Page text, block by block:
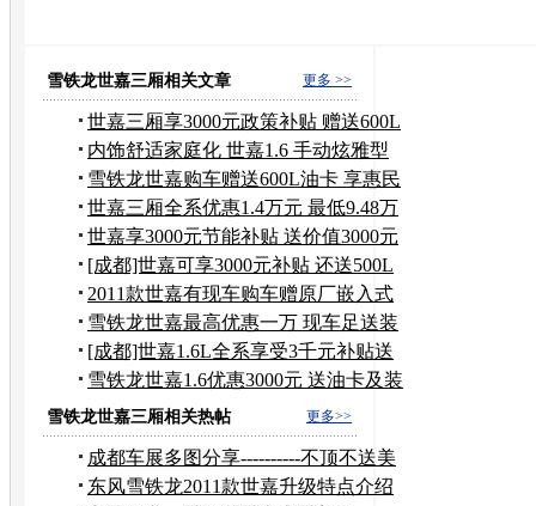
更多 >>
雪铁龙世嘉三厢相关文章
世嘉三厢享3000元政策补贴 赠送600L
油卡
内饰舒适家庭化 世嘉1.6 手动炫雅型
雪铁龙世嘉购车赠送600L油卡 享惠民
补贴
世嘉三厢全系优惠1.4万元 最低9.48万
元
世嘉享3000元节能补贴 送价值3000元
油卡
[成都]世嘉可享3000元补贴 还送500L
汽油
2011款世嘉有现车购车赠原厂嵌入式
导航
雪铁龙世嘉最高优惠一万 现车足送装
潢
[成都]世嘉1.6L全系享受3千元补贴送
油卡
雪铁龙世嘉1.6优惠3000元 送油卡及装
潢
更多>>
雪铁龙世嘉三厢相关热帖
成都车展多图分享----------不顶不送美
女
东风雪铁龙2011款世嘉升级特点介绍